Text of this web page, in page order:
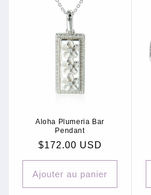
Aloha Plumeria Bar
Pendant
Prix
habituel
$172.00 USD
Ajouter au panier